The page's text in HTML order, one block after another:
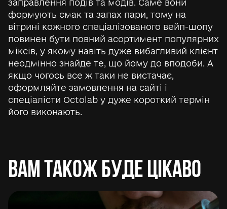
заправлення подів та модів. Саме вони
формують смак та запах пари, тому на
вітрині кожного спеціалізованого вейп-шопу
повинен бути повний асортимент популярних
міксів, у якому навіть дуже вибагливий клієнт
неодмінно знайде те, що йому до вподоби. А
якщо чогось все ж таки не вистачає,
оформляйте замовлення на сайті і
спеціалісти Octolab у дуже короткий термін
його виконають.
Вам також буде цікаво